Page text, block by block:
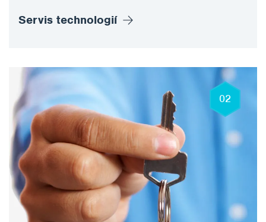
Servis technologií
02